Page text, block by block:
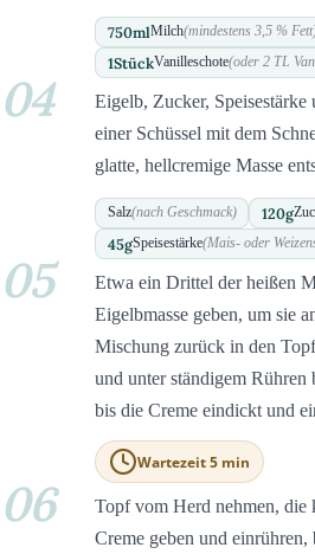
750mlMilch(mindestens 3,5 %
1StückVanilleschote(oder 2 TL
04
Eigelb, Zucker,
einer Schüssel mit dem
glatte, hellcremige Masse
Salz(nach Geschmack) 120g
45gSpeisestärke(Mais- oder
05
Etwa ein Drittel der heißen
Eigelbmasse geben, um sie
Mischung zurück in den
und unter ständigem
bis die Creme eindickt und
Wartezeit 5 min
06
Topf vom Herd nehmen, die
Creme geben und